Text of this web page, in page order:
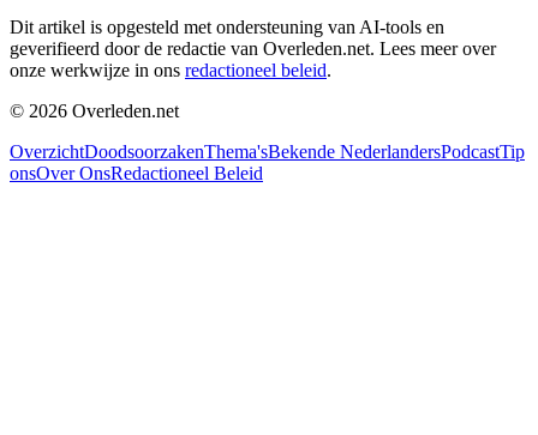
Dit artikel is opgesteld met ondersteuning van AI-tools en
geverifieerd door de redactie van Overleden.net. Lees meer over
onze werkwijze in ons redactioneel beleid.
© 2026 Overleden.net
OverzichtDoodsoorzakenThema'sBekende NederlandersPodcastTip
onsOver OnsRedactioneel Beleid